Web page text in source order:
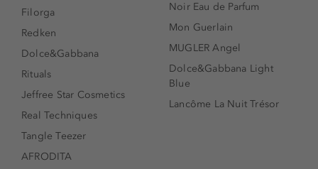
Filorga
Redken
Dolce&Gabbana
Rituals
Jeffree Star Cosmetics
Real Techniques
Tangle Teezer
AFRODITA
Noir Eau de Parfum
Mon Guerlain
MUGLER Angel
Dolce&Gabbana Light
Blue
Lancôme La Nuit Trésor